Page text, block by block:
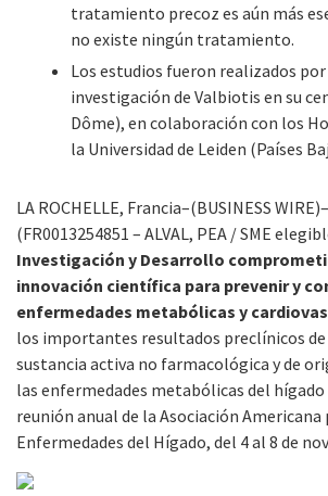
tratamiento precoz es aún más
no existe ningún tratamiento.
Los estudios fueron realizados
investigación de Valbiotis en su
Dôme), en colaboración con los
la Universidad de Leiden (Países
LA ROCHELLE, Francia–(BUSINESS
(FR0013254851 – ALVAL, PEA / SME
Investigación y Desarrollo
innovación científica para prevenir y
enfermedades metabólicas y
los importantes resultados preclínicos de
sustancia activa no farmacológica y de
las enfermedades metabólicas del hígado
reunión anual de la Asociación Americana
Enfermedades del Hígado, del 4 al 8 de